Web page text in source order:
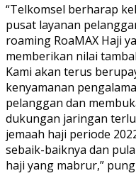
“Telkomsel berharap
pusat layanan
roaming RoaMAX Haji
memberikan nilai
Kami akan terus
kenyamanan
pelanggan dan
dukungan jaringan
jemaah haji periode
sebaik-baiknya dan
haji yang mabrur,”